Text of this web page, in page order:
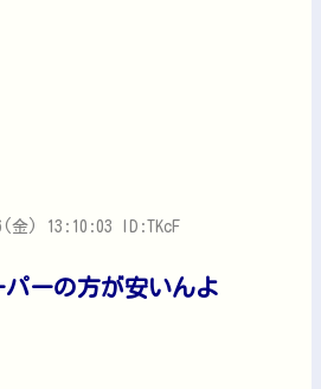
金) 13:10:03 ID:TKcF
ーの方が安いんよ